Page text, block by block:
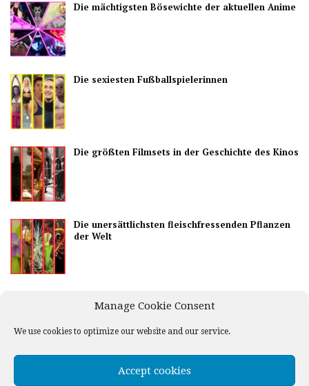
Manage Cookie Consent
We use cookies to optimize our website and our service.
Accept cookies
Die mächtigsten Bösewichte der aktuellen Anime
Die sexiesten Fußballspielerinnen
Die größten Filmsets in der Geschichte des Kinos
Die unersättlichsten fleischfressenden Pflanzen
der Welt
genießen